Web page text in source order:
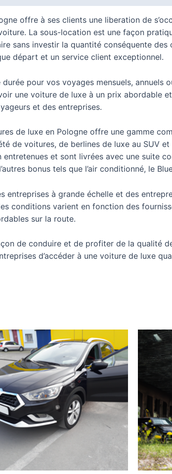
offre à ses clients une liberation de
La sous-location est une façon
sans investir la quantité conséquente
départ et un service client exceptionnel.
pour vos voyages mensuels,
une voiture de luxe à un prix abordable
et des entreprises.
de luxe en Pologne offre une gamme
de voitures, de berlines de luxe au SUV
et sont livrées avec une suite
bonus tels que l’air conditionné, le
entreprises à grande échelle et des
conditions varient en fonction des
sur la route.
de conduire et de profiter de la qualité
d’accéder à une voiture de luxe